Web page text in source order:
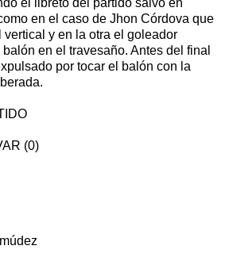
en el caso de Jhon Córdova que
vertical y en la otra el goleador
en el travesaño. Antes del final
por tocar el balón con la
(0)